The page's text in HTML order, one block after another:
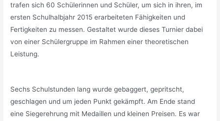
trafen sich 60 Schülerinnen und Schüler, um sich in ihren, im
ersten Schulhalbjahr 2015 erarbeiteten Fähigkeiten und
Fertigkeiten zu messen. Gestaltet wurde dieses Turnier dabei
von einer Schülergruppe im Rahmen einer theoretischen
Leistung.
Sechs Schulstunden lang wurde gebaggert, gepritscht,
geschlagen und um jeden Punkt gekämpft. Am Ende stand
eine Siegerehrung mit Medaillen und kleinen Preisen. Es war